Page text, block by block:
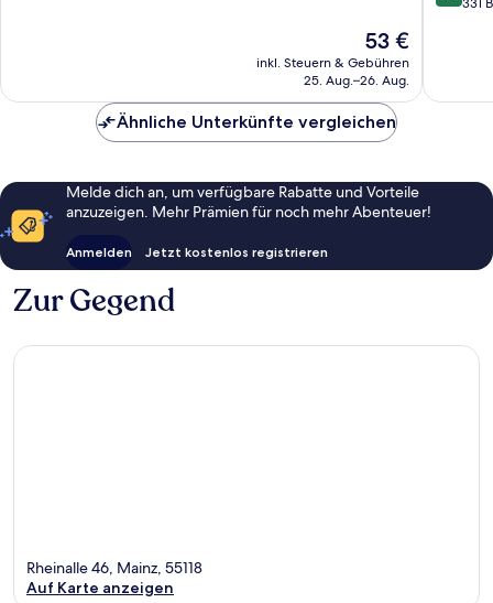
Der
Preis
beträgt
53 €
inkl. Steuern & Gebühren
25. Aug.–26. Aug.
Ähnliche Unterkünfte vergleichen
Melde dich an, um verfügbare Rabatte und Vorteile
anzuzeigen. Mehr Prämien für noch mehr Abenteuer!
Anmelden Jetzt kostenlos registrieren
Zur Gegend
Rheinalle 46, Mainz, 55118
Auf Karte anzeigen